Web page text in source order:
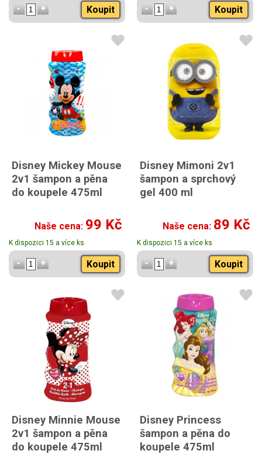
Koupit Koupit
Disney Mickey Mouse
2v1 šampon a pěna
do koupele 475ml
Naše cena: 99 Kč
K dispozici 15 a více ks
Koupit
Disney Mimoni 2v1
šampon a sprchový
gel 400 ml
Naše cena: 89 Kč
K dispozici 15 a více ks
Koupit
Disney Minnie Mouse
2v1 šampon a pěna
do koupele 475ml
Disney Princess
šampon a pěna do
koupele 475ml